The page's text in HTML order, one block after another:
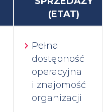
(ETAT)
Pełna
dostępność
operacyjna
i znajomość
organizacji